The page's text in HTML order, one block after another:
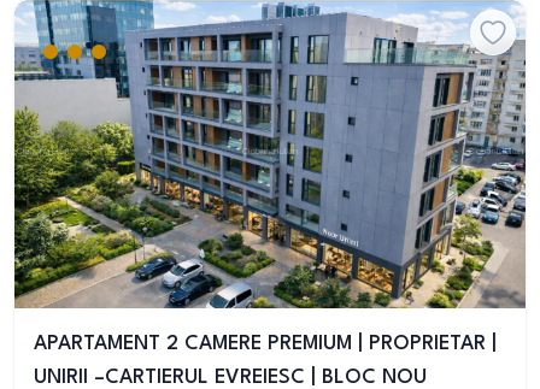
APARTAMENT 2 CAMERE PREMIUM | PROPRIETAR |
UNIRII –CARTIERUL EVREIESC | BLOC NOU